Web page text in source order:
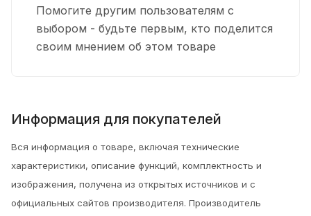
Помогите другим пользователям с
выбором - будьте первым, кто поделится
своим мнением об этом товаре
Информация для покупателей
Вся информация о товаре, включая технические
характеристики, описание функций, комплектность и
изображения, получена из открытых источников и с
официальных сайтов производителя. Производитель